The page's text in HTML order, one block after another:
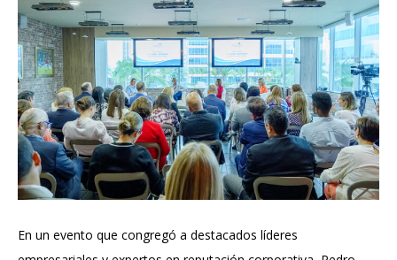
En un evento que congregó a destacados líderes